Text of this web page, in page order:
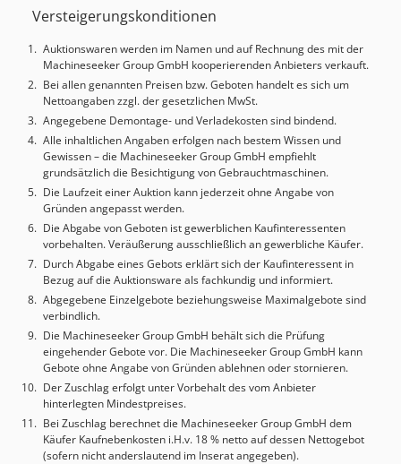
beeindruckende maximale Vorschubgeschwindigkeit von
Wenn Sie auf der Suche nach einer hochwertigen
Drehmaschine sind, sollten Sie die Muratec MT200 in
Betracht ziehen, die wir zum Verkauf anbieten.
Kontaktieren Sie uns für weitere Details. •
Spannfuttergröße: 210 mm (8 Zoll) • Maximaler Schwenk:
205 mm (15 Stationen) / 228 mm (12 Stationen) • Maximale
Stangenkapazität: 65 mm (Standard) / 80 mm (Option) •
Revolverstationen: 15 (oben und rechts) / 12 (unten) •
Stangendurchmesser: 65 mm (Standard) / 80 mm (Option) •
Achsenhub (2-Revolver): • Oberer Revolver: X 220 mm, Z
770 mm, Y +/- 40 mm • Unterer Revolver: X 200 mm, Z 770
mm, Y +/- 40 mm • Rechte Spindel (Zs): 880 mm • Maximale
Vorschubgeschwindigkeit: • X-Achse: 24 m/min • Z-Achse:
36 m/min • Y-Achse: 12 m/min • Motor für angetriebene
Werkzeuge: 14,0 kW max (4,8 kW kontinuierlich) • Maximale
Drehzahl des angetriebenen Werkzeugs: 4500 U/min •
Positionierung der Spindel: Steuerung der C-Achse (+/-
0,015 Grad) Dsdpfx Asyvuxyshzswa Zusätzliche Ausrüstung
• Kapazität des Portalladers: 140 mm x 105 mm (3 Backen),
bis zu 8,0 kg x 2 (Option) • Kapazität des Teilefängers: 65
mm x 160 mm, 2,5 kg Technical Specification Counter
Spindle Yes
Versteigerungskonditionen
Auktionswaren werden im Namen und auf Rechnung des mit der
Machineseeker Group GmbH kooperierenden Anbieters verkauft.
Bei allen genannten Preisen bzw. Geboten handelt es sich um
Nettoangaben zzgl. der gesetzlichen MwSt.
Angegebene Demontage- und Verladekosten sind bindend.
Alle inhaltlichen Angaben erfolgen nach bestem Wissen und
Gewissen – die Machineseeker Group GmbH empfiehlt
grundsätzlich die Besichtigung von Gebrauchtmaschinen.
Die Laufzeit einer Auktion kann jederzeit ohne Angabe von
Gründen angepasst werden.
Die Abgabe von Geboten ist gewerblichen Kaufinteressenten
vorbehalten. Veräußerung ausschließlich an gewerbliche Käufer.
Durch Abgabe eines Gebots erklärt sich der Kaufinteressent in
Bezug auf die Auktionsware als fachkundig und informiert.
Abgegebene Einzelgebote beziehungsweise Maximalgebote sind
verbindlich.
Die Machineseeker Group GmbH behält sich die Prüfung
eingehender Gebote vor. Die Machineseeker Group GmbH kann
Gebote ohne Angabe von Gründen ablehnen oder stornieren.
Der Zuschlag erfolgt unter Vorbehalt des vom Anbieter
hinterlegten Mindestpreises.
Bei Zuschlag berechnet die Machineseeker Group GmbH dem
Käufer Kaufnebenkosten i.H.v. 18 % netto auf dessen Nettogebot
(sofern nicht anderslautend im Inserat angegeben).